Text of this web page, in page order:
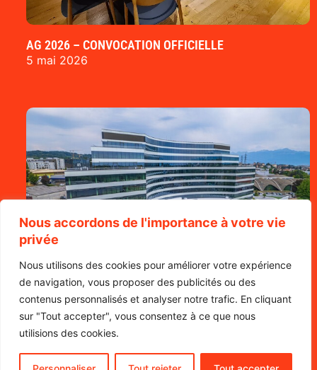
Nous accordons de l'importance à votre vie
privée
Nous utilisons des cookies pour améliorer votre expérience
de navigation, vous proposer des publicités ou des
contenus personnalisés et analyser notre trafic. En cliquant
sur "Tout accepter", vous consentez à ce que nous
utilisions des cookies.
AG 2026 – CONVOCATION OFFICIELLE
5 mai 2026
Visite des installations techniques du Millenium
8 avril 2026